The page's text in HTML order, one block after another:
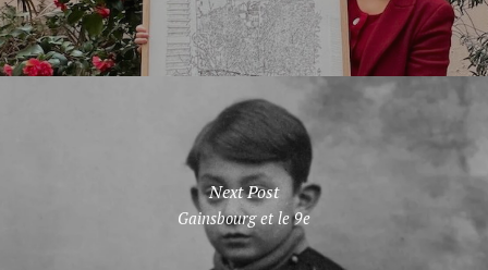
Next Post
Gainsbourg et le 9e